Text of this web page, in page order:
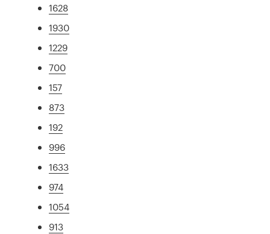
1628
1930
1229
700
157
873
192
996
1633
974
1054
913